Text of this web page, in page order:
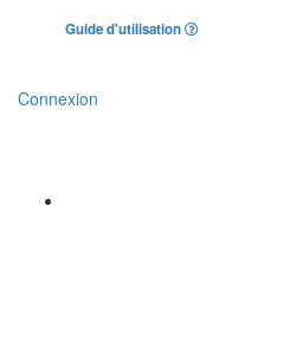
Guide d'utilisation
Connexion